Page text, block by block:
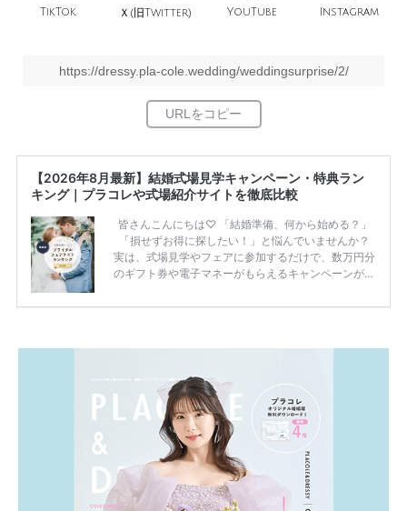
TikTok Ｘ(旧Twitter) YouTube Instagram
https://dressy.pla-cole.wedding/weddingsurprise/2/
【2026年8月最新】結婚式場見学キャンペーン・特典ラン
キング｜プラコレや式場紹介サイトを徹底比較
皆さんこんにちは♡ 「結婚準備、何から始める？」
「損せずお得に探したい！」と悩んでいませんか？
実は、式場見学やフェアに参加するだけで、数万円分
のギフト券や電子マネーがもらえるキャンペーンがあ
ため、比較せずに選ぶと損をしてしまうことも……。
一番お得？」「プラコレの特典は？」といった疑問も
解決します。 まずは診断で候補を絞れる「ウェディ
ング診断」か、体験型 […]続きを読む